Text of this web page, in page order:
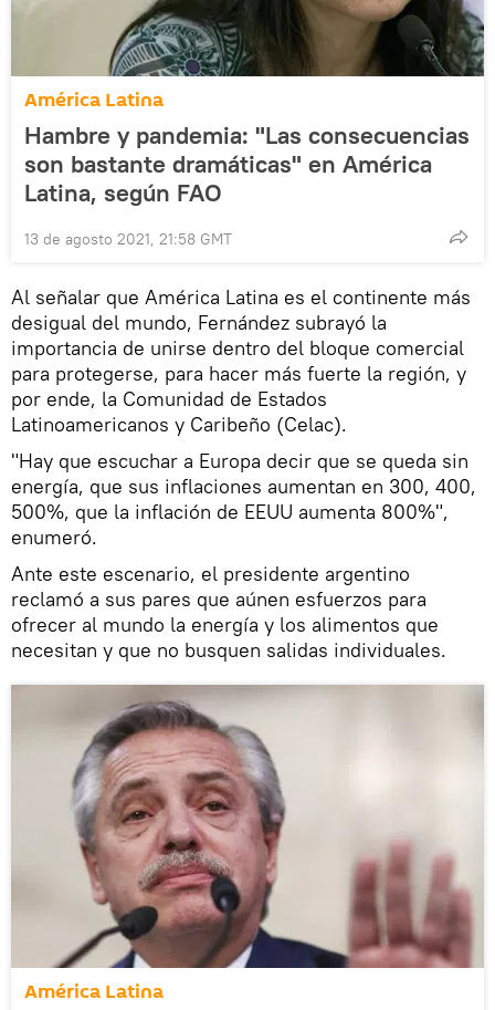
América Latina
Hambre y pandemia: "Las consecuencias
son bastante dramáticas" en América
Latina, según FAO
13 de agosto 2021, 21:58 GMT
Al señalar que América Latina es el continente más
desigual del mundo, Fernández subrayó la
importancia de unirse dentro del bloque comercial
para protegerse, para hacer más fuerte la región, y
por ende, la Comunidad de Estados
Latinoamericanos y Caribeño (Celac).
"Hay que escuchar a Europa decir que se queda sin
energía, que sus inflaciones aumentan en 300, 400,
500%, que la inflación de EEUU aumenta 800%",
enumeró.
Ante este escenario, el presidente argentino
reclamó a sus pares que aúnen esfuerzos para
ofrecer al mundo la energía y los alimentos que
necesitan y que no busquen salidas individuales.
América Latina